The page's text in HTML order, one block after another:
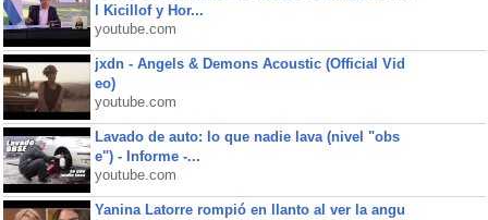
l Kicillof y Hor...
youtube.com
jxdn - Angels & Demons Acoustic (Official Vid
eo)
youtube.com
Lavado de auto: lo que nadie lava (nivel "obs
e") - Informe -...
youtube.com
Yanina Latorre rompió en llanto al ver la angu